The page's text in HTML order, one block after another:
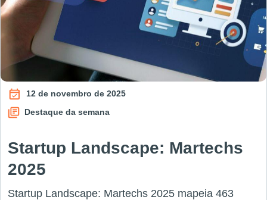
12 de novembro de 2025
Destaque da semana
Startup Landscape: Martechs
2025
Startup Landscape: Martechs 2025 mapeia 463